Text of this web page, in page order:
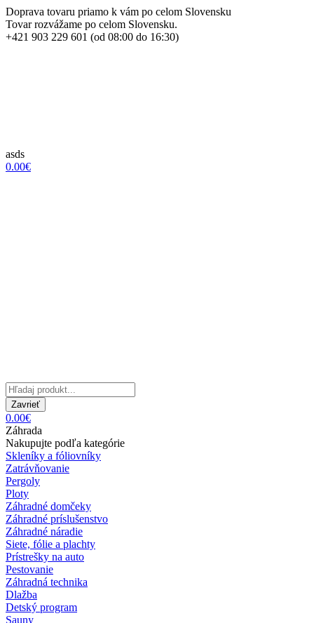
Doprava tovaru priamo k vám po celom Slovensku
Tovar rozvážame po celom Slovensku.
+421 903 229 601 (od 08:00 do 16:30)
asds
0.00€
Zavrieť
0.00€
Záhrada
Nakupujte podľa kategórie
Skleníky a fóliovníky
Zatrávňovanie
Pergoly
Ploty
Záhradné domčeky
Záhradné príslušenstvo
Záhradné náradie
Siete, fólie a plachty
Prístrešky na auto
Pestovanie
Záhradná technika
Dlažba
Detský program
Sauny